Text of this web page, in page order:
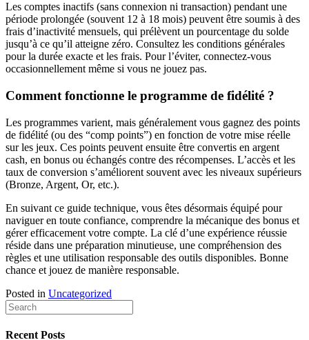
Les comptes inactifs (sans connexion ni transaction) pendant une
période prolongée (souvent 12 à 18 mois) peuvent être soumis à des
frais d’inactivité mensuels, qui prélèvent un pourcentage du solde
jusqu’à ce qu’il atteigne zéro. Consultez les conditions générales
pour la durée exacte et les frais. Pour l’éviter, connectez-vous
occasionnellement même si vous ne jouez pas.
Comment fonctionne le programme de fidélité ?
Les programmes varient, mais généralement vous gagnez des points
de fidélité (ou des “comp points”) en fonction de votre mise réelle
sur les jeux. Ces points peuvent ensuite être convertis en argent
cash, en bonus ou échangés contre des récompenses. L’accès et les
taux de conversion s’améliorent souvent avec les niveaux supérieurs
(Bronze, Argent, Or, etc.).
En suivant ce guide technique, vous êtes désormais équipé pour
naviguer en toute confiance, comprendre la mécanique des bonus et
gérer efficacement votre compte. La clé d’une expérience réussie
réside dans une préparation minutieuse, une compréhension des
règles et une utilisation responsable des outils disponibles. Bonne
chance et jouez de manière responsable.
Posted in Uncategorized
Recent Posts